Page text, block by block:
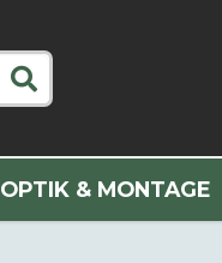
OPTIK & MONTAGE